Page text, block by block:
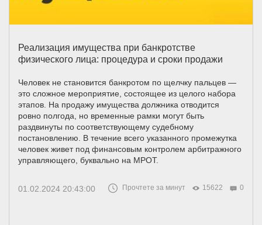
Реализация имущества при банкротстве
физического лица: процедура и сроки продажи
Человек не становится банкротом по щелчку пальцев —
это сложное мероприятие, состоящее из целого набора
этапов. На продажу имущества должника отводится
ровно полгода, но временные рамки могут быть
раздвинуты по соответствующему судебному
постановлению. В течение всего указанного промежутка
человек живет под финансовым контролем арбитражного
управляющего, буквально на МРОТ.
01.02.2024 20:43:00 Прочтете за минут 15622 0